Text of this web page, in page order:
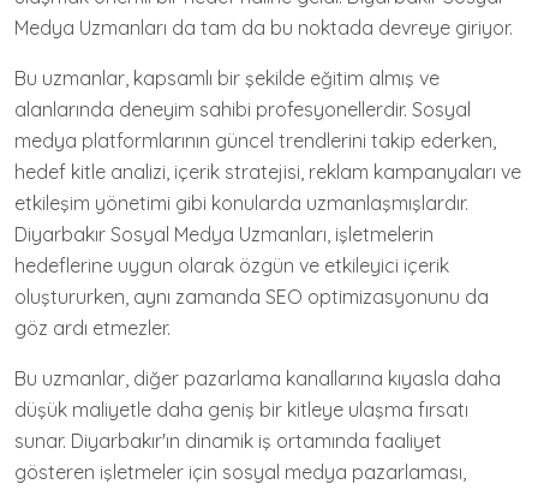
Medya Uzmanları da tam da bu noktada devreye giriyor.
Bu uzmanlar, kapsamlı bir şekilde eğitim almış ve
alanlarında deneyim sahibi profesyonellerdir. Sosyal
medya platformlarının güncel trendlerini takip ederken,
hedef kitle analizi, içerik stratejisi, reklam kampanyaları ve
etkileşim yönetimi gibi konularda uzmanlaşmışlardır.
Diyarbakır Sosyal Medya Uzmanları, işletmelerin
hedeflerine uygun olarak özgün ve etkileyici içerik
oluştururken, aynı zamanda SEO optimizasyonunu da
göz ardı etmezler.
Bu uzmanlar, diğer pazarlama kanallarına kıyasla daha
düşük maliyetle daha geniş bir kitleye ulaşma fırsatı
sunar. Diyarbakır'ın dinamik iş ortamında faaliyet
gösteren işletmeler için sosyal medya pazarlaması,